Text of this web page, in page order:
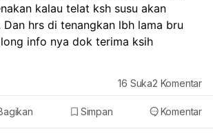
kalau telat ksh susu akan
Dan hrs di tenangkan lbh lama bru
info nya dok terima ksih
Simpan Komentar
16 Suka2 Komentar